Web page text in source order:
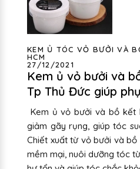
KEM Ủ TÓC VỎ BƯỞI VÀ
HCM
27/12/2021
Kem ủ vỏ bưởi và
Tp Thủ Đức giúp
Kem ủ vỏ bưởi và bồ kết
giảm gãy rụng, giúp tóc
Chiết xuất từ vỏ bưởi và
mềm mại, nuôi dưỡng tóc